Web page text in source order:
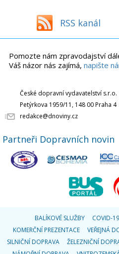
RSS kanál
Pomozte nám zpravodajství
Váš názor nás zajímá, napište
České dopravní vydavatelství s.r.o.
Petýrkova 1959/11, 148 00 Praha 4
redakce@dnoviny.cz
Partneři Dopravních novin
BALÍKOVÉ SLUŽBY COVID-19
KOMERČNÍ PREZENTACE
VEŘEJNÁ
SILNIČNÍ DOPRAVA
ŽELEZNIČNÍ